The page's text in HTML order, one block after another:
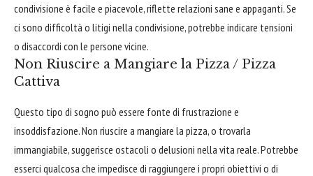
condivisione è facile e piacevole, riflette relazioni sane e appaganti. Se
ci sono difficoltà o litigi nella condivisione, potrebbe indicare tensioni
o disaccordi con le persone vicine.
Non Riuscire a Mangiare la Pizza / Pizza
Cattiva
Questo tipo di sogno può essere fonte di frustrazione e
insoddisfazione. Non riuscire a mangiare la pizza, o trovarla
immangiabile, suggerisce ostacoli o delusioni nella vita reale. Potrebbe
esserci qualcosa che impedisce di raggiungere i propri obiettivi o di